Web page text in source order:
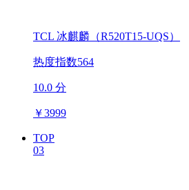
TCL 冰麒麟（R520T15-UQS）
热度指数564
10.0 分
￥3999
TOP
03